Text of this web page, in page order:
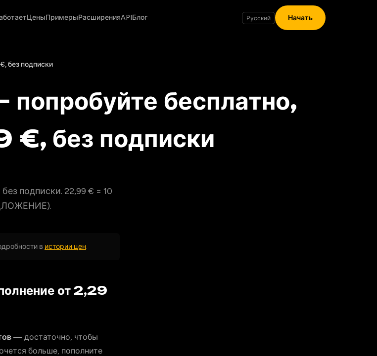
ЦеныПримерыРасширенияAPIБлог Начать
без подписки
бесплатно,
€, без подписки
подписки. 22,99 € = 10
в истории цен.
от 2,29
— достаточно, чтобы
больше, пополните